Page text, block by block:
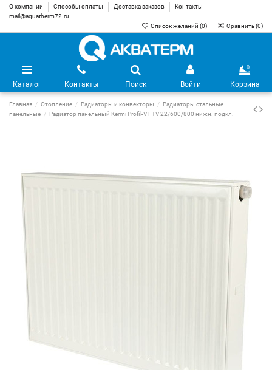
О компании Способы оплаты Доставка заказов
Контакты
mail@aquatherm72.ru
Список желаний (0) Сравнить (0)
Каталог Контакты Поиск Войти
0
Корзина
Главная Отопление Радиаторы и конвекторы
Радиаторы стальные
панельные
Радиатор панельный Kermi Profil-V FTV 22/600/800 нижн. подкл.